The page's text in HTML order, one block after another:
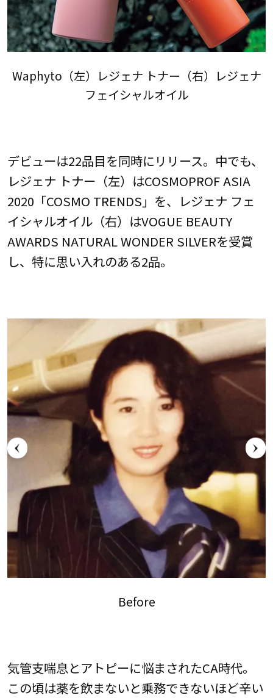
Waphyto（左）レジェナ トナー（右）レジェナ
フェイシャルオイル
デビューは22品目を同時にリリース。中でも、
レジェナ トナー（左）はCOSMOPROF ASIA
2020「COSMO TRENDS」を、レジェナ フェ
イシャルオイル（右）はVOGUE BEAUTY
AWARDS NATURAL WONDER SILVERを受賞
し、特に思い入れのある2品。
Before
気管支喘息とアトピーに悩まされたCA時代。
この頃は薬を飲まないと乗務できないほど辛い